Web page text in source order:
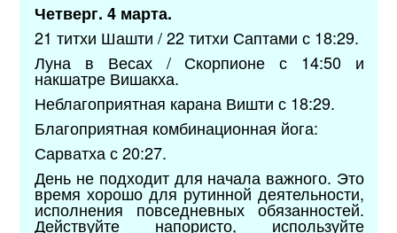
Четверг. 4 марта.
21 титхи Шашти / 22 титхи Саптами с 18:29.
Луна в Весах / Скорпионе с 14:50 и
накшатре Вишакха.
Неблагоприятная карана Вишти с 18:29.
Благоприятная комбинационная йога:
Сарватха с 20:27.
День не подходит для начала важного. Это
время хорошо для рутинной деятельности,
исполнения повседневных обязанностей.
Действуйте напористо, используйте